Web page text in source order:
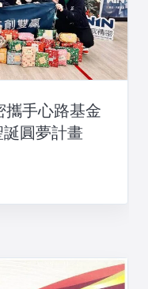
攜手心路基金
圓夢計畫